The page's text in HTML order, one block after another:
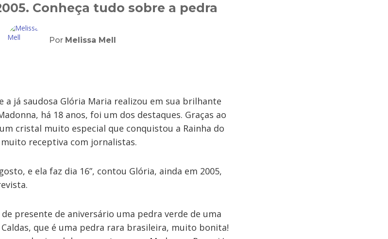
Conheça tudo sobre a pedra
Por Melissa Mell
a já saudosa Glória Maria realizou em sua brilhante
há 18 anos, foi um dos destaques. Graças ao
cristal muito especial que conquistou a Rainha do
receptiva com jornalistas.
e ela faz dia 16”, contou Glória, ainda em 2005,
presente de aniversário uma pedra verde de uma
que é uma pedra rara brasileira, muito bonita!